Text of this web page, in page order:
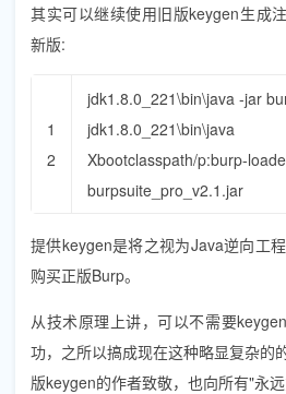
其实可以继续使用旧版keygen生成
新版:
1
2
jdk1 .8.0_221\bin\java -jar
jdk1 .8.0_221\bin\java
Xbootclasspath/p:burp-
burpsuite_pro_v2.1.jar
提供keygen是将之视为Java逆向工
购买正版Burp。
从技术原理上讲，可以不需要
功，之所以搞成现在这种略显复杂的
版keygen的作者致敬，也向所有"永